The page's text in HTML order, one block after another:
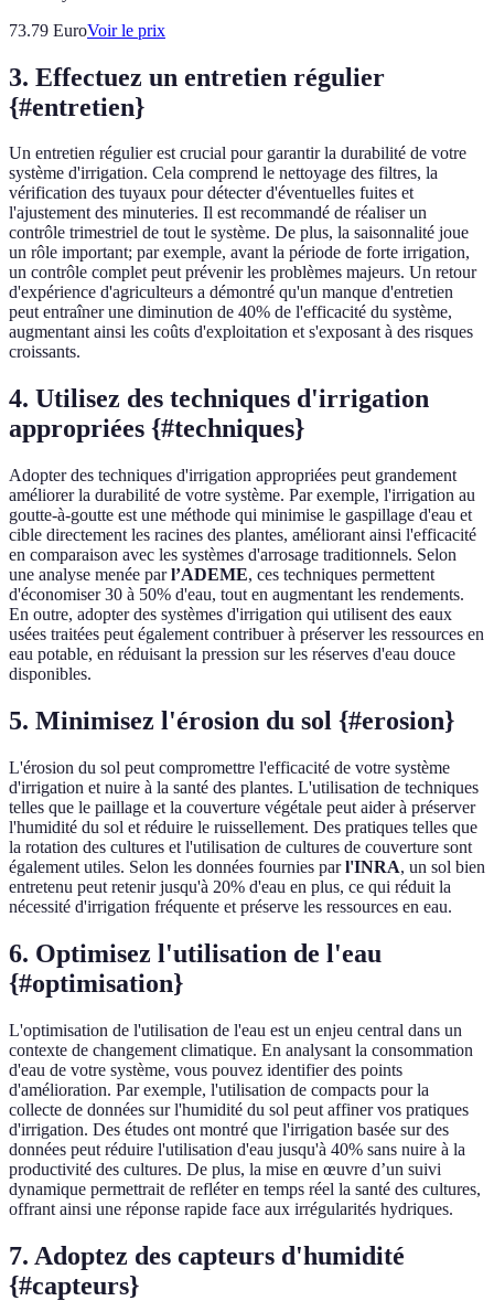
73.79 EuroVoir le prix
3. Effectuez un entretien régulier
{#entretien}
Un entretien régulier est crucial pour garantir la durabilité de votre
système d'irrigation. Cela comprend le nettoyage des filtres, la
vérification des tuyaux pour détecter d'éventuelles fuites et
l'ajustement des minuteries. Il est recommandé de réaliser un
contrôle trimestriel de tout le système. De plus, la saisonnalité joue
un rôle important; par exemple, avant la période de forte irrigation,
un contrôle complet peut prévenir les problèmes majeurs. Un retour
d'expérience d'agriculteurs a démontré qu'un manque d'entretien
peut entraîner une diminution de 40% de l'efficacité du système,
augmentant ainsi les coûts d'exploitation et s'exposant à des risques
croissants.
4. Utilisez des techniques d'irrigation
appropriées {#techniques}
Adopter des techniques d'irrigation appropriées peut grandement
améliorer la durabilité de votre système. Par exemple, l'irrigation au
goutte-à-goutte est une méthode qui minimise le gaspillage d'eau et
cible directement les racines des plantes, améliorant ainsi l'efficacité
en comparaison avec les systèmes d'arrosage traditionnels. Selon
une analyse menée parl’ADEME, ces techniques permettent
d'économiser 30 à 50% d'eau, tout en augmentant les rendements.
En outre, adopter des systèmes d'irrigation qui utilisent des eaux
usées traitées peut également contribuer à préserver les ressources en
eau potable, en réduisant la pression sur les réserves d'eau douce
disponibles.
5. Minimisez l'érosion du sol {#erosion}
L'érosion du sol peut compromettre l'efficacité de votre système
d'irrigation et nuire à la santé des plantes. L'utilisation de techniques
telles que le paillage et la couverture végétale peut aider à préserver
l'humidité du sol et réduire le ruissellement. Des pratiques telles que
la rotation des cultures et l'utilisation de cultures de couverture sont
également utiles. Selon les données fournies parl'INRA, un sol bien
entretenu peut retenir jusqu'à 20% d'eau en plus, ce qui réduit la
nécessité d'irrigation fréquente et préserve les ressources en eau.
6. Optimisez l'utilisation de l'eau
{#optimisation}
L'optimisation de l'utilisation de l'eau est un enjeu central dans un
contexte de changement climatique. En analysant la consommation
d'eau de votre système, vous pouvez identifier des points
d'amélioration. Par exemple, l'utilisation de compacts pour la
collecte de données sur l'humidité du sol peut affiner vos pratiques
d'irrigation. Des études ont montré que l'irrigation basée sur des
données peut réduire l'utilisation d'eau jusqu'à 40% sans nuire à la
productivité des cultures. De plus, la mise en œuvre d’un suivi
dynamique permettrait de refléter en temps réel la santé des cultures,
offrant ainsi une réponse rapide face aux irrégularités hydriques.
7. Adoptez des capteurs d'humidité
{#capteurs}